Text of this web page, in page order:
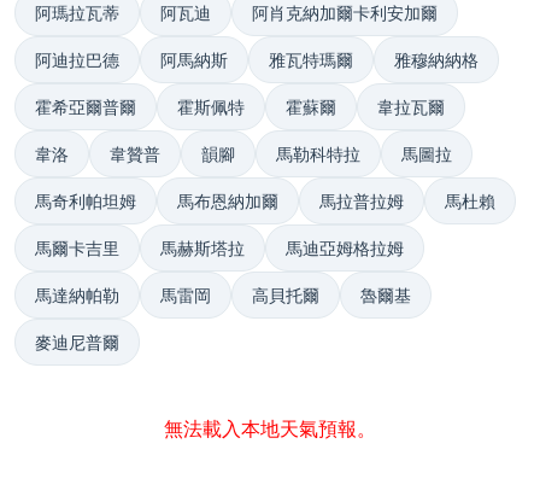
阿瑪拉瓦蒂 阿瓦迪 阿肖克納加爾卡利安加爾
阿迪拉巴德 阿馬納斯 雅瓦特瑪爾 雅穆納納格
霍希亞爾普爾 霍斯佩特 霍蘇爾 韋拉瓦爾
韋洛 韋贊普 韻腳 馬勒科特拉 馬圖拉
馬奇利帕坦姆 馬布恩納加爾 馬拉普拉姆 馬杜賴
馬爾卡吉里 馬赫斯塔拉 馬迪亞姆格拉姆
馬達納帕勒 馬雷岡 高貝托爾 魯爾基
麥迪尼普爾
無法載入本地天氣預報。